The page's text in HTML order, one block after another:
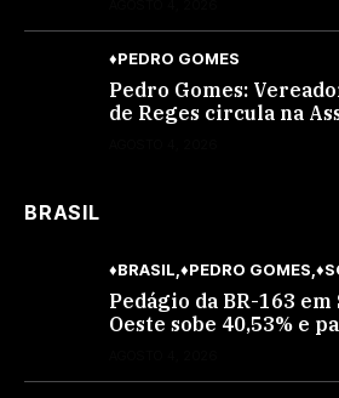
♦PEDRO GOMES
Pedro Gomes:
de Reges circula na
BRASIL
♦BRASIL ♦PEDRO GOMES
Pedágio da BR-163
Oeste sobe 40,53% e